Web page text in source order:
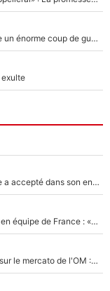
Victime de racisme contre Murray, Kyrgios pousse un énorme coup de gueule !
exulte
Voilà le seul homme politique que Zinedine Zidane a accepté dans son entourage : «Je garde un très bon souvenir de lui»
Franck Ribéry a osé s'attaquer à Zinedine Zidane en équipe de France : «Je n'aurais jamais fait ça»
Medina, Rulli, Paixao... ça part dans tous les sens sur le mercato de l'OM : Frank McCourt va enfin récupérer l'argent qu'il attend ?